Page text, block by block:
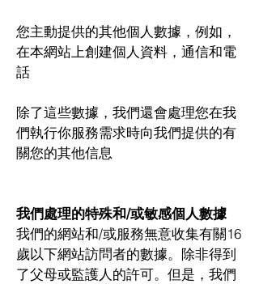
您主動提供的其他個人數據，例如，
在本網站上創建個人資料，通信和電
話
除了這些數據，我們還會處理您在我
們執行你服務需求時向我們提供的有
關您的其他信息
我們處理的特殊和/或敏感個人數據
我們的網站和/或服務無意收集有關16
歲以下網站訪問者的數據。除非得到
了父母或監護人的許可。但是，我們